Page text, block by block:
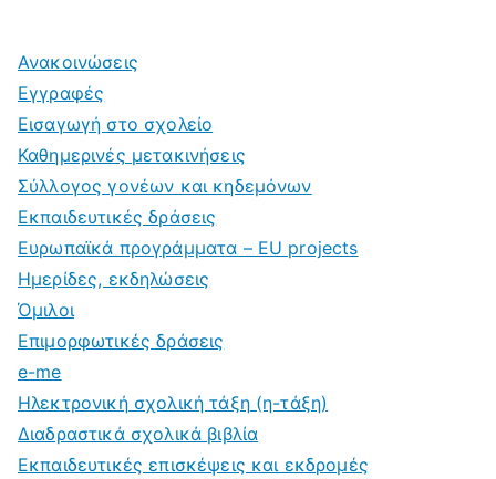
Ανακοινώσεις
Εγγραφές
Εισαγωγή στο σχολείο
Καθημερινές μετακινήσεις
Σύλλογος γονέων και κηδεμόνων
Εκπαιδευτικές δράσεις
Ευρωπαϊκά προγράμματα – EU projects
Ημερίδες, εκδηλώσεις
Όμιλοι
Επιμορφωτικές δράσεις
e-me
Ηλεκτρονική σχολική τάξη (η-τάξη)
Διαδραστικά σχολικά βιβλία
Εκπαιδευτικές επισκέψεις και εκδρομές